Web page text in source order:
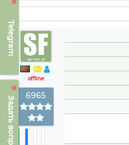
Telegram
Задать вопрос
offline
6965